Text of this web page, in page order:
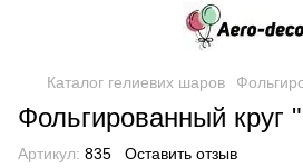
Каталог гелиевих шаров
Фольгированный круг
Артикул: 835 Оставить отзыв